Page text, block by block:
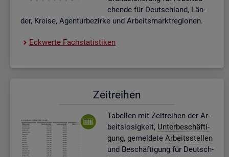
chen­de für Deutsch­land, Län­
der, Krei­se, Agen­tur­be­zir­ke und Ar­beits­markt­re­gio­nen.
Eck­wer­te Fach­sta­tis­ti­ken
Zeit­rei­hen
Ta­bel­len mit Zeit­rei­hen der Ar­
beits­lo­sig­keit, Un­ter­be­schäf­ti­
gung, ge­mel­de­te Ar­beits­stel­len
und Be­schäf­ti­gung für Deutsch­